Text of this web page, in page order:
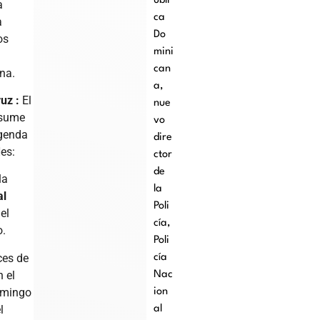
: El
de
el
ca
Do
mini
can
a,
nue
vo
dire
ctor
de
la
Poli
cía,
Poli
cía
Nac
ion
al